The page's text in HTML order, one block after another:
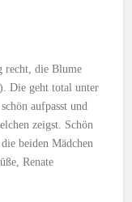
recht, die Blume
Die geht total unter
aufpasst und
zeigst. Schön
beiden Mädchen
Renate